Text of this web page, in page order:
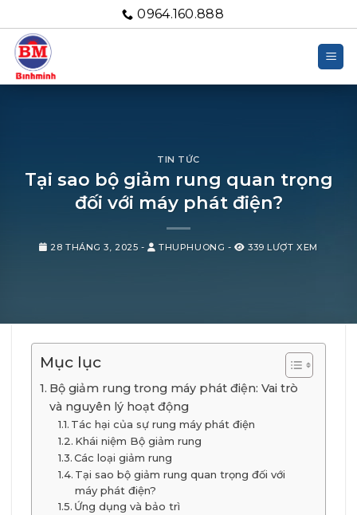
qua
nội
dung
0964.160.888
TIN TỨC
Tại sao bộ giảm rung quan trọng
đối với máy phát điện?
28 THÁNG 3, 2025 - THUPHUONG - 339 LƯỢT XEM
Mục lục
Bộ giảm rung trong máy phát điện: Vai trò
và nguyên lý hoạt động
Tác hại của sự rung máy phát điện
Khái niệm Bộ giảm rung
Các loại giảm rung
Tại sao bộ giảm rung quan trọng đối với
máy phát điện?
Ứng dụng và bảo trì